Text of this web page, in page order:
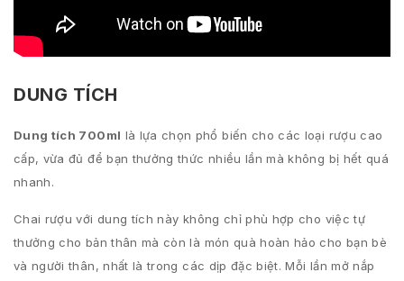
DUNG TÍCH
Dung tích 700ml là lựa chọn phổ biến cho các loại rượu cao
cấp, vừa đủ để bạn thưởng thức nhiều lần mà không bị hết quá
nhanh.
Chai rượu với dung tích này không chỉ phù hợp cho việc tự
thưởng cho bản thân mà còn là món quà hoàn hảo cho bạn bè
và người thân, nhất là trong các dịp đặc biệt. Mỗi lần mở nắp